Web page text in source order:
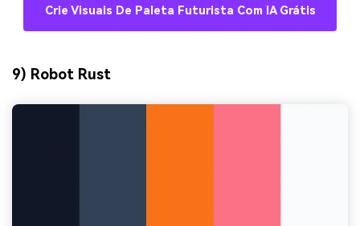
Crie Visuais De Paleta Futurista Com IA Grátis
9) Robot Rust